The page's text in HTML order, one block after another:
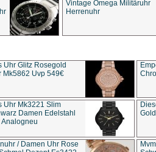
Vintage Omega Militäruhr
Herrenuhr
Uhr Glitz Rosegold
Mk5862 Uvp 549€
Uhr Mk3221 Slim
Damen Edelstahl
/ Damen Uhr Rose